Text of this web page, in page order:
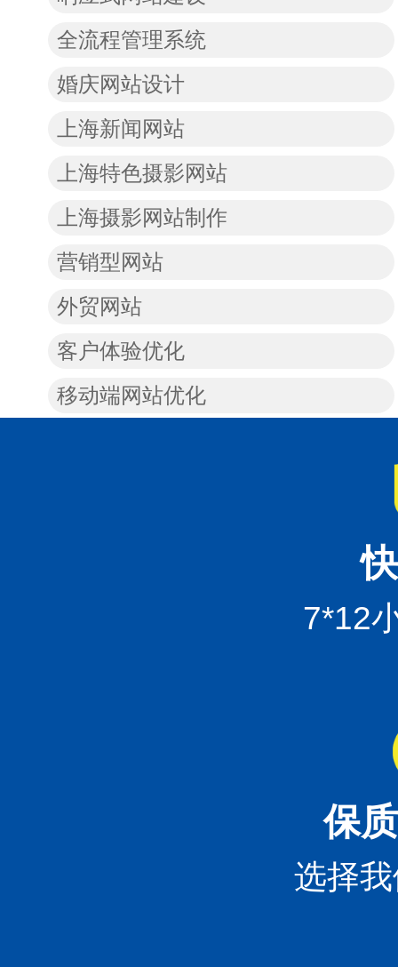
全流程管理系统
婚庆网站设计
上海新闻网站
上海特色摄影网站
上海摄影网站制作
营销型网站
外贸网站
客户体验优化
移动端网站优化
7*12
保
选择